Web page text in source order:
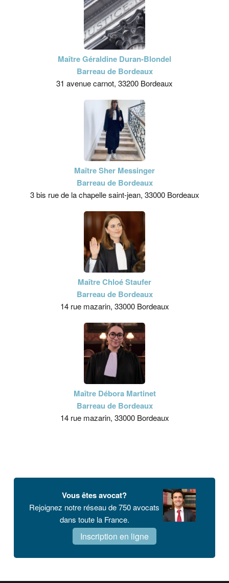
Maître Géraldine Duran-Blondel
Barreau de Bordeaux
31 avenue carnot, 33200 Bordeaux
Maître Sher Messinger
Barreau de Bordeaux
3 bis rue de la chapelle saint-jean, 33000 Bordeaux
Maître Chloé Staufer
Barreau de Bordeaux
14 rue mazarin, 33000 Bordeaux
Maître Débora Martinet
Barreau de Bordeaux
14 rue mazarin, 33000 Bordeaux
Vous êtes avocat?
Rejoignez notre réseau de 750 avocats
dans toute la France.
Inscription en ligne